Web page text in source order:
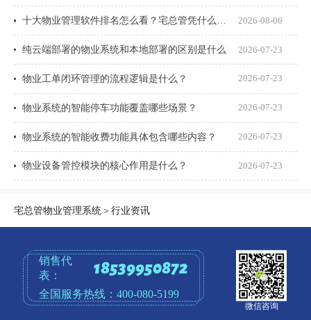
十大物业管理软件排名怎么看？宅总管凭什么能进榜？ 2026-08-06
纯云端部署的物业系统和本地部署的区别是什么 2026-07-23
物业工单闭环管理的流程逻辑是什么？ 2026-07-23
物业系统的智能停车功能覆盖哪些场景？ 2026-07-23
物业系统的智能收费功能具体包含哪些内容？ 2026-07-23
物业设备管控模块的核心作用是什么？ 2026-07-23
宅总管物业管理系统＞行业资讯
销售代
表：
18539950872
全国服务热线：400-080-5199
微信咨询